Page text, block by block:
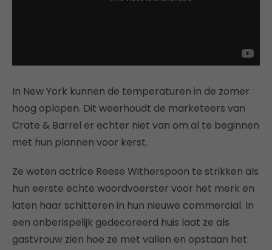
In New York kunnen de temperaturen in de zomer
hoog oplopen. Dit weerhoudt de marketeers van
Crate & Barrel er echter niet van om al te beginnen
met hun plannen voor kerst.
Ze weten actrice Reese Witherspoon te strikken als
hun eerste echte woordvoerster voor het merk en
laten haar schitteren in hun nieuwe commercial. In
een onberispelijk gedecoreerd huis laat ze als
gastvrouw zien hoe ze met vallen en opstaan het